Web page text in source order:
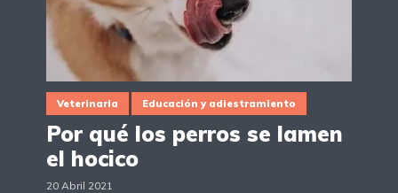
Veterinaria Educación y adiestramiento
Por qué los perros se lamen
el hocico
20 Abril 2021